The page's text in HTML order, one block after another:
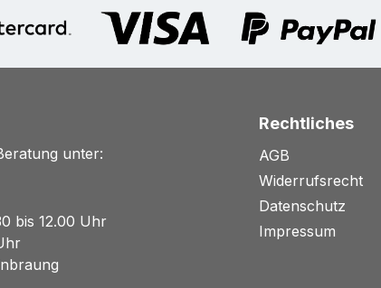
unter:
bis 12.00 Uhr
Rechtliches
AGB
Widerrufsrecht
Datenschutz
Impressum